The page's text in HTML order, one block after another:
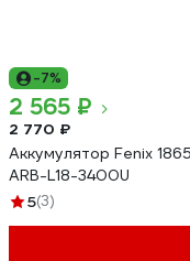
-7%
2 565 ₽
2 770 ₽
Аккумулятор Fenix
ARB-L18-3400U
5(3)